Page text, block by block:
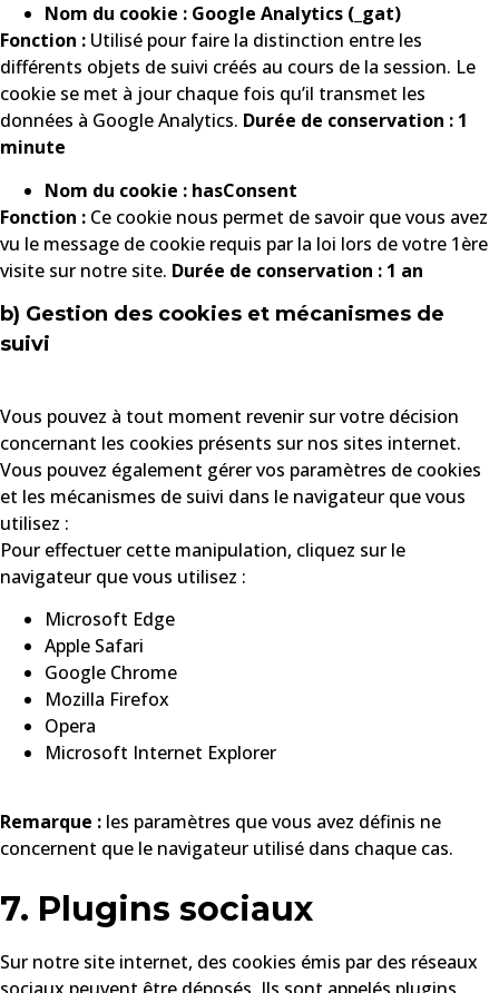
Nom du cookie : Google Analytics (_gat)
Fonction : Utilisé pour faire la distinction entre les
différents objets de suivi créés au cours de la session. Le
cookie se met à jour chaque fois qu’il transmet les
données à Google Analytics. Durée de conservation : 1
minute
Nom du cookie : hasConsent
Fonction : Ce cookie nous permet de savoir que vous avez
vu le message de cookie requis par la loi lors de votre 1ère
visite sur notre site. Durée de conservation : 1 an
b) Gestion des cookies et mécanismes de
suivi
Vous pouvez à tout moment revenir sur votre décision
concernant les cookies présents sur nos sites internet.
Vous pouvez également gérer vos paramètres de cookies
et les mécanismes de suivi dans le navigateur que vous
utilisez :
Pour effectuer cette manipulation, cliquez sur le
navigateur que vous utilisez :
Microsoft Edge
Apple Safari
Google Chrome
Mozilla Firefox
Opera
Microsoft Internet Explorer
Remarque : les paramètres que vous avez définis ne
concernent que le navigateur utilisé dans chaque cas.
7. Plugins sociaux
Sur notre site internet, des cookies émis par des réseaux